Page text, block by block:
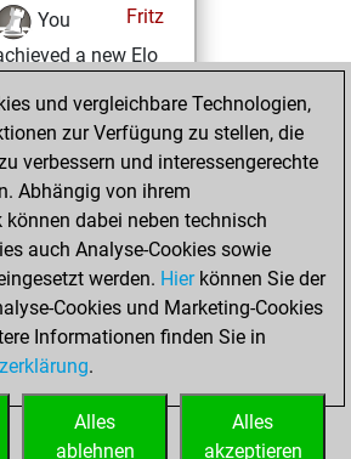
Fritz
You
a new Elo
Februar
2021
You created
Fritz account
Fritz
You
2 slow games
Play
You
slow games
und vergleichbare Technologien,
zur Verfügung zu stellen, die
verbessern und interessengerechte
Abhängig von ihrem
dabei neben technisch
auch Analyse-Cookies sowie
werden. Hierkönnen Sie der
Cookies und Marketing-Cookies
Informationen finden Sie in
.
Alles
akzeptieren
Alles
ablehnen